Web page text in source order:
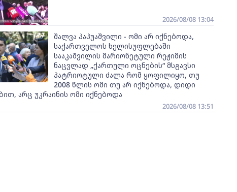
2026/08/08 13:04
შალვა პაპუაშვილი - ომი არ იქნებოდა,
საქართველოს ხელისუფლებაში
სააკაშვილის მარიონეტული რეჟიმის
ნაცვლად „ქართული ოცნების“ მსგავსი
პატრიოტული ძალა რომ ყოფილიყო, თუ
2008 წლის ომი თუ არ იქნებოდა, დიდი
არც უკრაინის ომი იქნებოდა
2026/08/08 13:51